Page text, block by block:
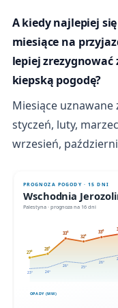
A kiedy najlepiej
miesiące na
lepiej zrezygnować
kiepską pogodę?
Miesiące
styczeń, luty,
wrzesień,